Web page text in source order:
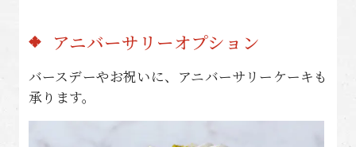
アニバーサリーオプション
バースデーやお祝いに、アニバーサリーケーキも
承ります。